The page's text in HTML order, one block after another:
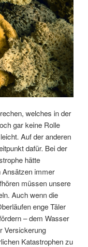
welches in der
gar keine Rolle
Auf der anderen
dafür. Bei der
hätte
Ansätzen immer
müssen unsere
Auch wenn die
enge Täler
– dem Wasser
Versickerung
Katastrophen zu